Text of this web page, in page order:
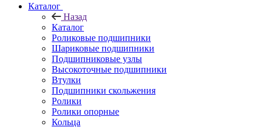
Каталог
Назад
Каталог
Роликовые подшипники
Шариковые подшипники
Подшипниковые узлы
Высокоточные подшипники
Втулки
Подшипники скольжения
Ролики
Ролики опорные
Кольца